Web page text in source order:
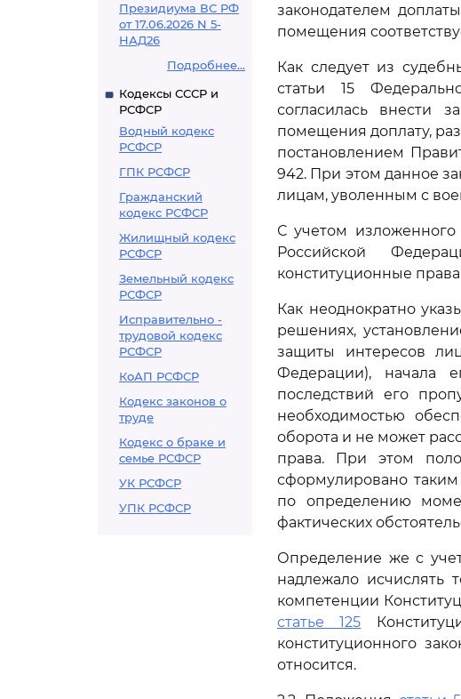
Президиума ВС РФ
от 17.06.2026 N 5-
НАД26
Подробнее...
Кодексы СССР и
РСФСР
Водный кодекс
РСФСР
ГПК РСФСР
Гражданский
кодекс РСФСР
Жилищный кодекс
РСФСР
Земельный кодекс
РСФСР
Исправительно -
трудовой кодекс
РСФСР
КоАП РСФСР
Кодекс законов о
труде
Кодекс о браке и
семье РСФСР
УК РСФСР
УПК РСФСР
законодателем
помещения
Как следует из
статьи 15
согласилась внести
помещения доплату,
постановлением
942. При этом данное
лицам, уволенным с
С учетом
Российской
конституционные
Как неоднократно
решениях,
защиты интересов
Федерации), начала
последствий его
необходимостью
оборота и не может
права. При этом
сформулировано
по определению
фактических
Определение же с
надлежало исчислять
компетенции
статье 125
конституционного
относится.